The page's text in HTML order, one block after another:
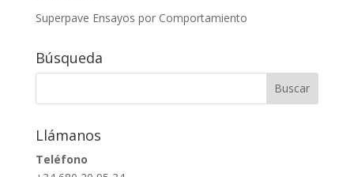
Superpave Ensayos por Comportamiento
Búsqueda
Llámanos
Teléfono